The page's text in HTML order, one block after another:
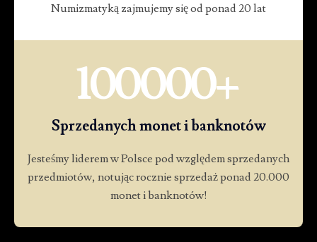
Numizmatyką zajmujemy się od ponad 20 lat
100000+
Sprzedanych monet i banknotów
Jesteśmy liderem w Polsce pod względem sprzedanych
przedmiotów, notując rocznie sprzedaż ponad 20.000
monet i banknotów!